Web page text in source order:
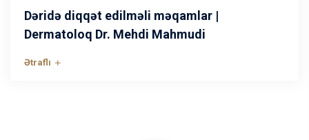
Dəridə diqqət edilməli məqamlar |
Dermatoloq Dr. Mehdi Mahmudi
Ətraflı